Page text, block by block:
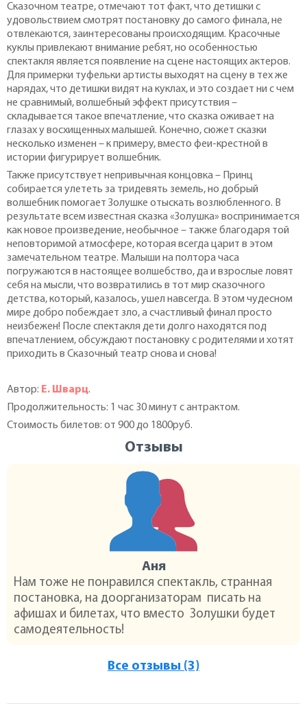
Сказочном театре, отмечают тот факт, что детишки с
удовольствием смотрят постановку до самого финала, не
отвлекаются, заинтересованы происходящим. Красочные
куклы привлекают внимание ребят, но особенностью
спектакля является появление на сцене настоящих актеров.
Для примерки туфельки артисты выходят на сцену в тех же
нарядах, что детишки видят на куклах, и это создает ни с чем
не сравнимый, волшебный эффект присутствия –
складывается такое впечатление, что сказка оживает на
глазах у восхищенных малышей. Конечно, сюжет сказки
несколько изменен – к примеру, вместо феи-крестной в
истории фигурирует волшебник.
Также присутствует непривычная концовка – Принц
собирается улететь за тридевять земель, но добрый
волшебник помогает Золушке отыскать возлюбленного. В
результате всем известная сказка «Золушка» воспринимается
как новое произведение, необычное – также благодаря той
неповторимой атмосфере, которая всегда царит в этом
замечательном театре. Малыши на полтора часа
погружаются в настоящее волшебство, да и взрослые ловят
себя на мысли, что возвратились в тот мир сказочного
детства, который, казалось, ушел навсегда. В этом чудесном
мире добро побеждает зло, а счастливый финал просто
неизбежен! После спектакля дети долго находятся под
впечатлением, обсуждают постановку с родителями и хотят
приходить в Сказочный театр снова и снова!
Автор: Е. Шварц.
Продолжительность: 1 час 30 минут с антрактом.
Стоимость билетов: от 900 до 1800руб.
Отзывы
Нам тоже не понравился спектакль, странная
постановка, на доорганизаторам писать на
афишах и билетах, что вместо Золушки будет
самодеятельность!
Аня
Все отзывы (3)